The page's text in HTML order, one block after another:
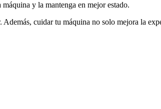
y la mantenga en mejor estado.
cuidar tu máquina no solo mejora la